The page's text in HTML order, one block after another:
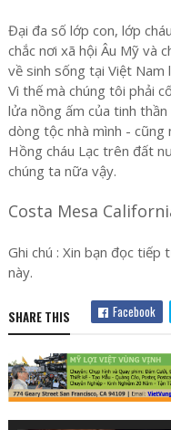
Đại đa số lớp con, lớp
chắc nơi xã hội Âu Mỹ và
về sinh sống tại Việt Nam
Vì thế mà chúng tôi phải
lửa nồng ấm của tinh
dòng tộc nhà mình - cũng
Hồng cháu Lạc trên đất
chúng ta nữa vậy.
Costa Mesa
Ghi chú : Xin bạn đọc
này.
SHARE THIS Facebook